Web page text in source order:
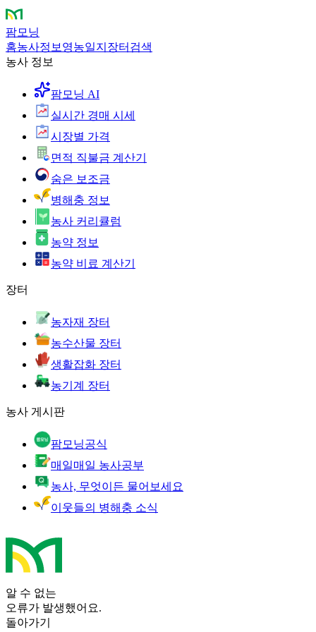
팜모닝
홈농사정보 영농일지 장터 검색
농사 정보
팜모닝 AI
실시간 경매 시세
시장별 가격
면적 직불금 계산기
숨은 보조금
병해충 정보
농사 커리큘럼
농약 정보
농약 비료 계산기
장터
농자재 장터
농수산물 장터
생활잡화 장터
농기계 장터
농사 게시판
팜모닝공식
매일매일 농사공부
농사, 무엇이든 물어보세요
이웃들의 병해충 소식
알 수 없는
오류가 발생했어요.
돌아가기